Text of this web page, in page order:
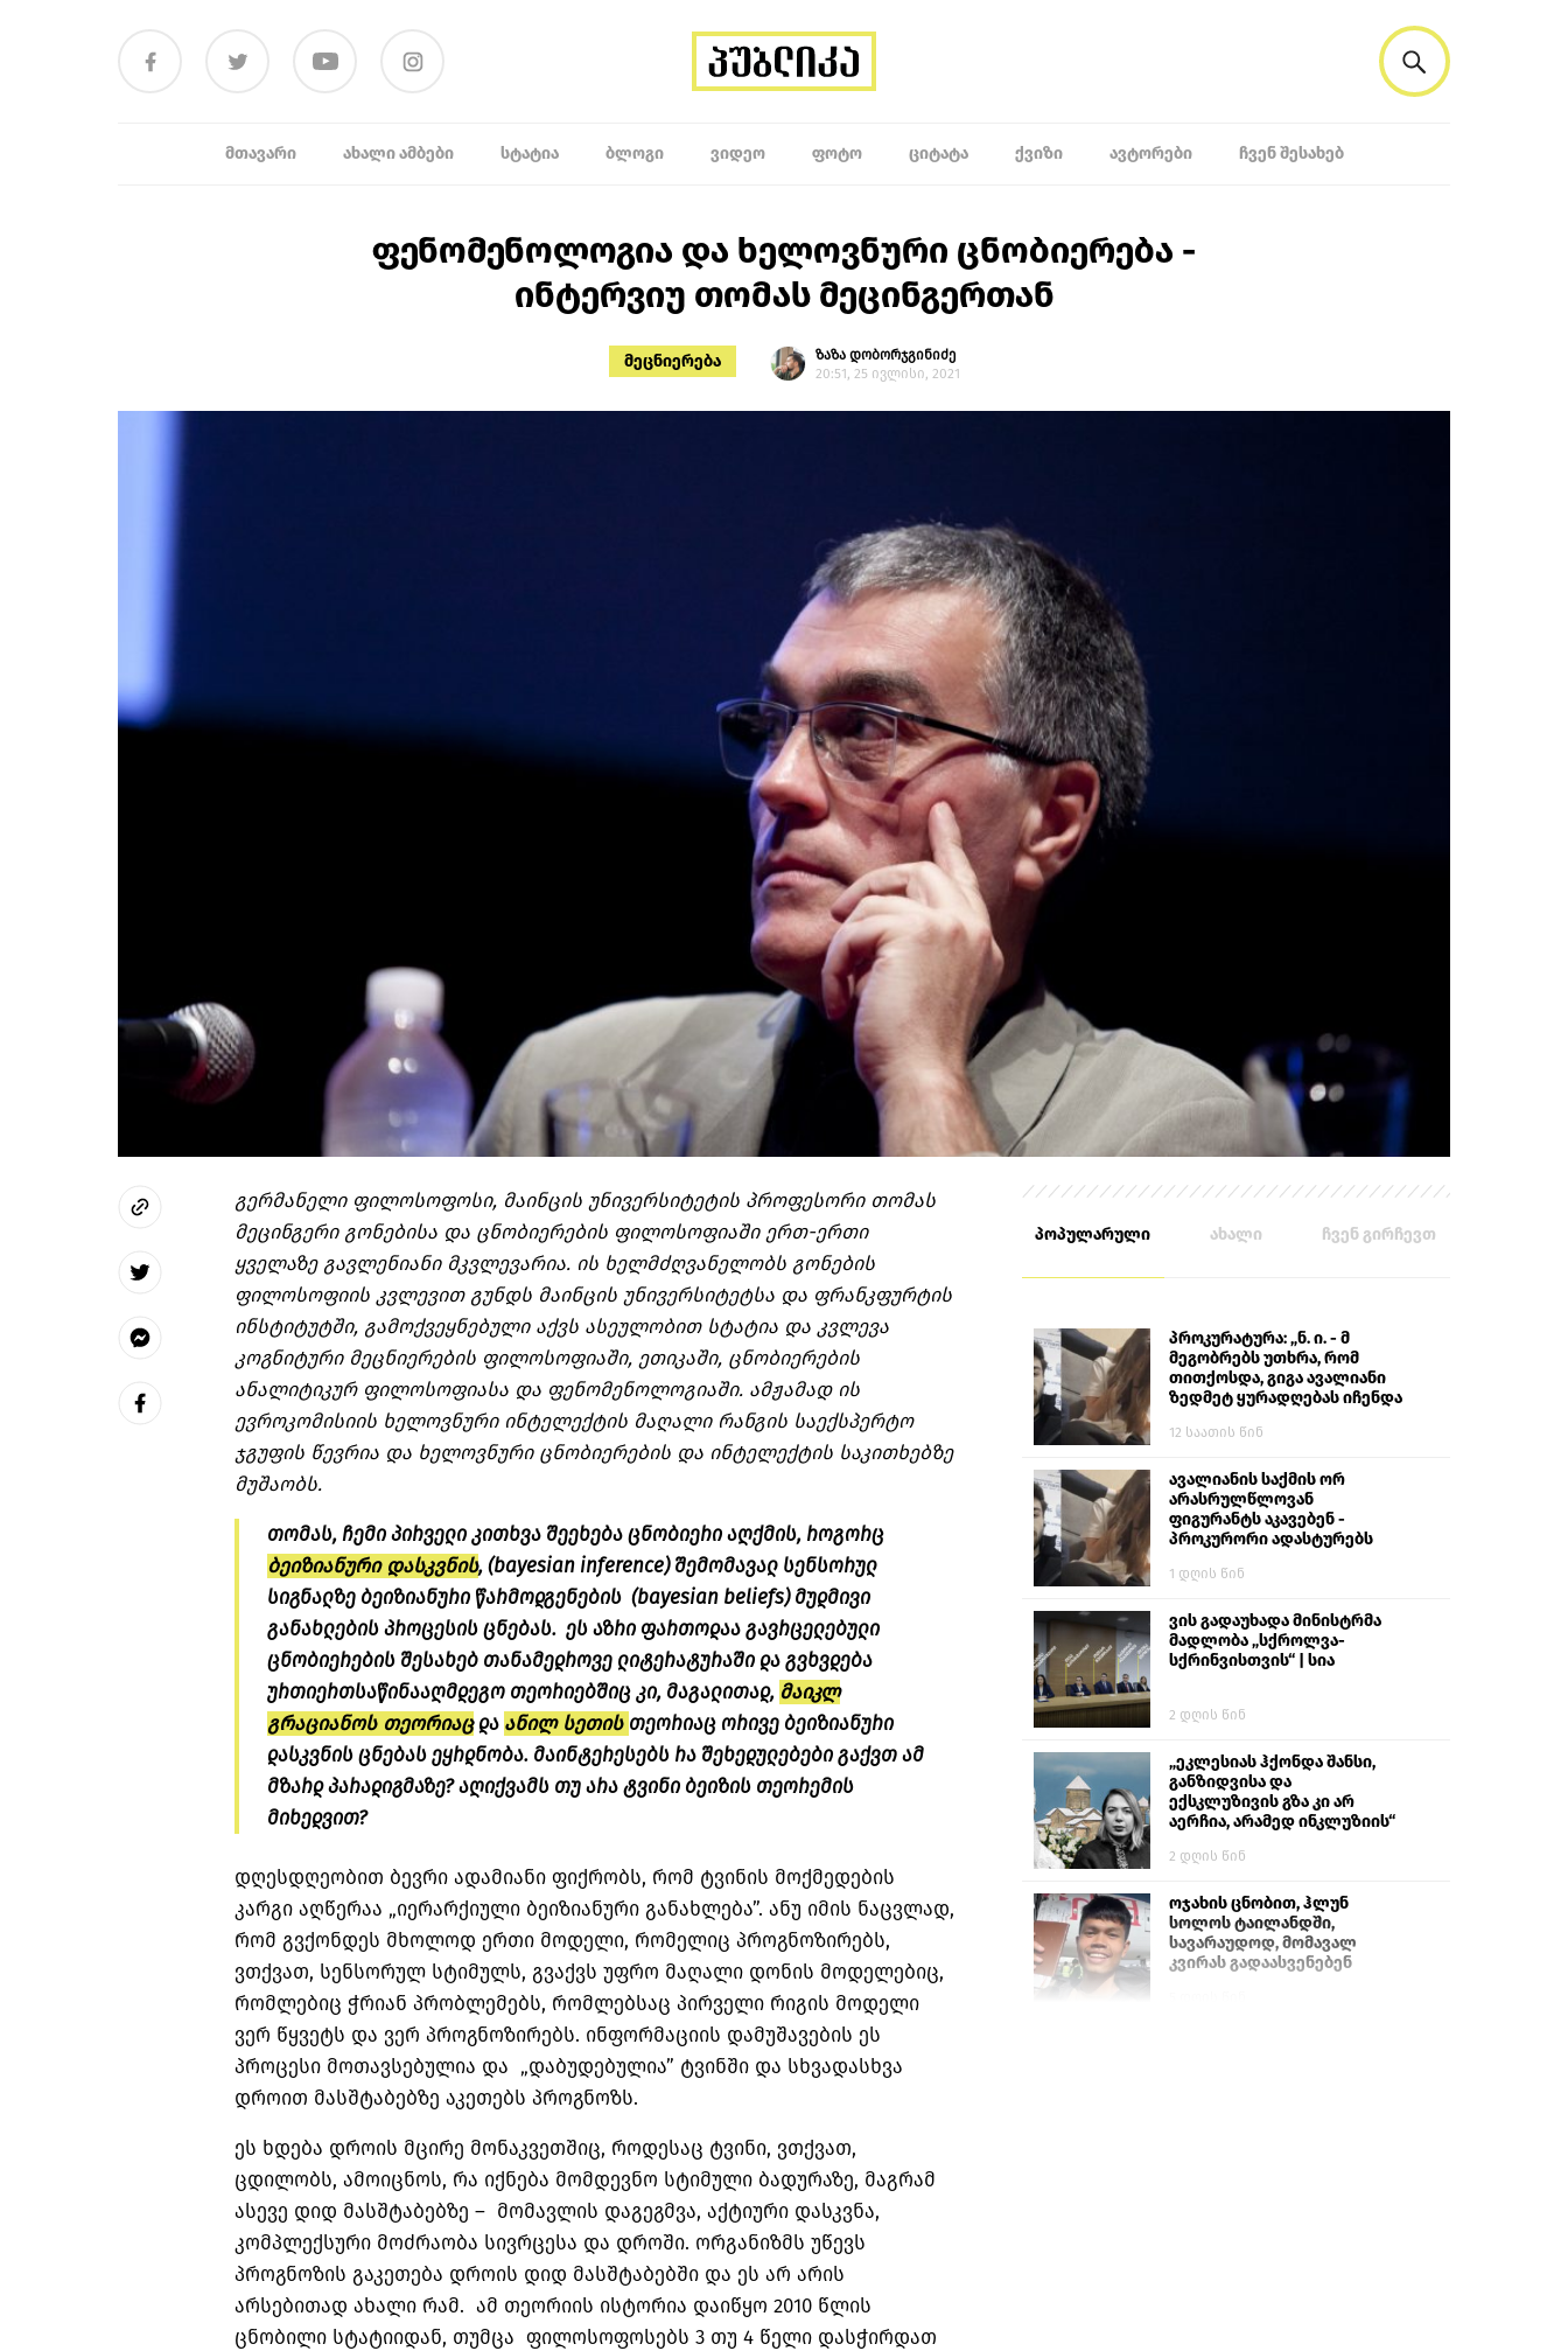
ᲛᲗᲐᲕᲐᲠᲘ ᲐᲮᲐᲚᲘ ᲐᲛᲑᲔᲑᲘ ᲡᲢᲐᲢᲘᲐ ᲑᲚᲝᲒᲘ ᲕᲘᲓᲔᲝ ᲤᲝᲢᲝ ᲪᲘᲢᲐᲢᲐ ᲥᲕᲘᲖᲘ ᲐᲕᲢᲝᲠᲔᲑᲘ ᲩᲕᲔᲜ ᲨᲔᲡᲐᲮᲔᲑ
ფენომენოლოგია და ხელოვნური ცნობიერება -
ინტერვიუ თომას მეცინგერთან
მეცნიერება
ზაზა დობორჯგინიძე
20:51, 25 ივლისი, 2021
გერმანელი ფილოსოფოსი, მაინცის უნივერსიტეტის პროფესორი თომას
მეცინგერი გონებისა და ცნობიერების ფილოსოფიაში ერთ-ერთი
ყველაზე გავლენიანი მკვლევარია. ის ხელმძღვანელობს გონების
ფილოსოფიის კვლევით გუნდს მაინცის უნივერსიტეტსა და ფრანკფურტის
ინსტიტუტში, გამოქვეყნებული აქვს ასეულობით სტატია და კვლევა
კოგნიტური მეცნიერების ფილოსოფიაში, ეთიკაში, ცნობიერების
ანალიტიკურ ფილოსოფიასა და ფენომენოლოგიაში. ამჟამად ის
ევროკომისიის ხელოვნური ინტელექტის მაღალი რანგის საექსპერტო
ჯგუფის წევრია და ხელოვნური ცნობიერების და ინტელექტის საკითხებზე
მუშაობს.
თომას, ჩემი პირველი კითხვა შეეხება ცნობიერი აღქმის, როგორც
ბეიზიანური დასკვნის, (bayesian inference) შემომავალ სენსორულ
სიგნალზე ბეიზიანური წარმოდგენების (bayesian beliefs) მუდმივი
განახლების პროცესის ცნებას. ეს აზრი ფართოდაა გავრცელებული
ცნობიერების შესახებ თანამედროვე ლიტერატურაში და გვხვდება
ურთიერთსაწინააღმდეგო თეორიებშიც კი, მაგალითად, მაიკლ
გრაციანოს თეორიაცდა ანილ სეთის თეორიაც ორივე ბეიზიანური
დასკვნის ცნებას ეყრდნობა. მაინტერესებს რა შეხედულებები გაქვთ ამ
მზარდ პარადიგმაზე? აღიქვამს თუ არა ტვინი ბეიზის თეორემის
მიხედვით?
დღესდღეობით ბევრი ადამიანი ფიქრობს, რომ ტვინის მოქმედების
კარგი აღწერაა „იერარქიული ბეიზიანური განახლება”. ანუ იმის ნაცვლად,
რომ გვქონდეს მხოლოდ ერთი მოდელი, რომელიც პროგნოზირებს,
ვთქვათ, სენსორულ სტიმულს, გვაქვს უფრო მაღალი დონის მოდელებიც,
რომლებიც ჭრიან პრობლემებს, რომლებსაც პირველი რიგის მოდელი
ვერ წყვეტს და ვერ პროგნოზირებს. ინფორმაციის დამუშავების ეს
პროცესი მოთავსებულია და „დაბუდებულია” ტვინში და სხვადასხვა
დროით მასშტაბებზე აკეთებს პროგნოზს.
ეს ხდება დროის მცირე მონაკვეთშიც, როდესაც ტვინი, ვთქვათ,
ცდილობს, ამოიცნოს, რა იქნება მომდევნო სტიმული ბადურაზე, მაგრამ
ასევე დიდ მასშტაბებზე – მომავლის დაგეგმვა, აქტიური დასკვნა,
კომპლექსური მოძრაობა სივრცესა და დროში. ორგანიზმს უწევს
პროგნოზის გაკეთება დროის დიდ მასშტაბებში და ეს არ არის
არსებითად ახალი რამ. ამ თეორიის ისტორია დაიწყო 2010 წლის
ცნობილი სტატიიდან, თუმცა ფილოსოფოსებს 3 თუ 4 წელი დასჭირდათ
პოპულარული ახალი ჩვენ გირჩევთ
პროკურატურა: „ნ. ი. - მ
მეგობრებს უთხრა, რომ
თითქოსდა, გიგა ავალიანი
ზედმეტ ყურადღებას იჩენდა
ალექსანდრე გაბაშვილი
გიგა ავალიანს“
12 საათის წინ
ავალიანის საქმის ორ
არასრულწლოვან
ფიგურანტს აკავებენ -
პროკურორი ადასტურებს
1 დღის წინ
ვის გადაუხადა მინისტრმა
მადლობა „სქროლვა-
სქრინვისთვის“ | სია
2 დღის წინ
„ეკლესიას ჰქონდა შანსი,
განზიდვისა და
ექსკლუზივის გზა კი არ
აერჩია, არამედ ინკლუზიის“
2 დღის წინ
ოჯახის ცნობით, ჰლუნ
სოლოს ტაილანდში,
სავარაუდოდ, მომავალ
კვირას გადაასვენებენ